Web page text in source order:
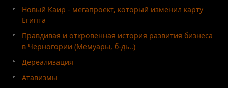
Новый Каир - мегапроект, который изменил карту
Египта
Правдивая и откровенная история развития бизнеса
в Черногории (Мемуары, б-дь..)
Дереализация
Атавизмы